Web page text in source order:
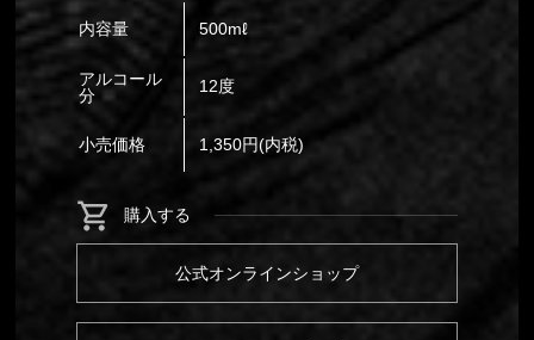
内容量 500mℓ
アルコール
分
12度
小売価格 1,350円(内税)
購入する
公式オンラインショップ